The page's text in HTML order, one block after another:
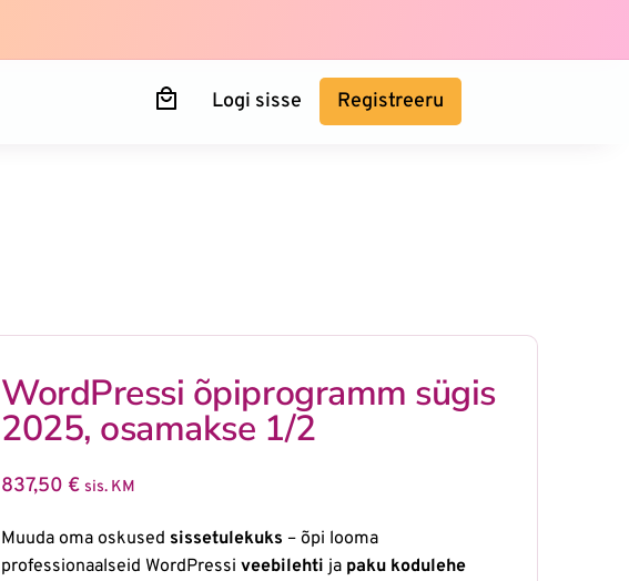
Logi sisse Registreeru
WordPressi õpiprogramm sügis
2025, osamakse 1/2
837,50 € sis. KM
Muuda oma oskused sissetulekuks – õpi looma
professionaalseid WordPressiveebilehti ja paku kodulehe